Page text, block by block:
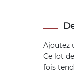
Ajoutez
Ce lot
fois